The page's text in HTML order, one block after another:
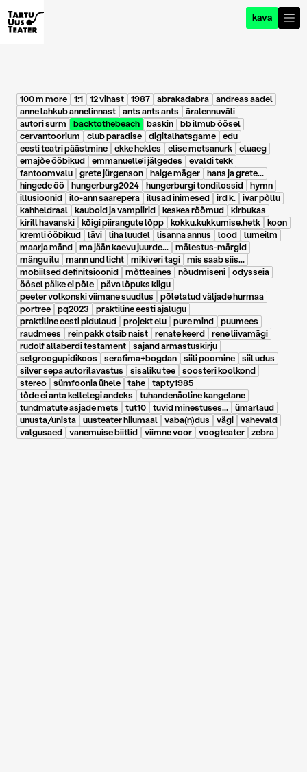
kava
100 m more 1:1 12 vihast 1987 abrakadabra
andreas aadel
anne lahkub annelinnast
ants ants ants
äralennuväli
autori surm
backtothebeach baskin
bb ilmub öösel
cervantoorium
club paradise digitalhatsgame
edu
eesti teatri päästmine
ekke hekles elise metsanurk
eluaeg
emajõe ööbikud
emmanuelle'i jälgedes
evaldi tekk
fantoomvalu
grete jürgenson haige mäger
hans ja grete...
hingede öö
hungerburg2024 hungerburgi tondilossid
hymn
illusioonid
ilo-ann saarepera ilusad inimesed ird k.
ivar põllu
kahheldraal
kauboid ja vampiirid keskea rõõmud
kirbukas
kirill havanski
kõigi piirangute lõpp kokku.kukkumise.hetk
koon
kremli ööbikud
lävi liha luudel lisanna annus lood
lumeilm
maarja mänd
ma jään kaevu juurde...
mälestus-märgid
mängu ilu
mann und licht mikiveri tagi
mis saab siis...
mobiilsed definitsioonid
mõtteaines nõudmiseni
odysseia
öösel päike ei põle
päva lõpuks kiigu
peeter volkonski viimane suudlus
põletatud väljade hurmaa
portree
pq2023
praktiline eesti ajalugu
praktiline eesti pidulaud
projekt elu pure mind
puumees
raudmees
rein pakk otsib naist renate keerd
rene liivamägi
rudolf allaberdi testament
sajand armastuskirju
selgroogupidikoos
serafima+bogdan siili poomine
siil udus
silver sepa autorilavastus
sisaliku tee
soosteri koolkond
stereo
sümfoonia ühele tahe
tapty1985
tõde ei anta kellelegi andeks
tuhandenäoline kangelane
tundmatute asjade mets
tut10 tuvid minestuses...
ümarlaud
unusta/unista
uusteater hiiumaal vaba(n)dus vägi
vahevald
valgusaed
vanemuise biitlid viimne voor voogteater zebra